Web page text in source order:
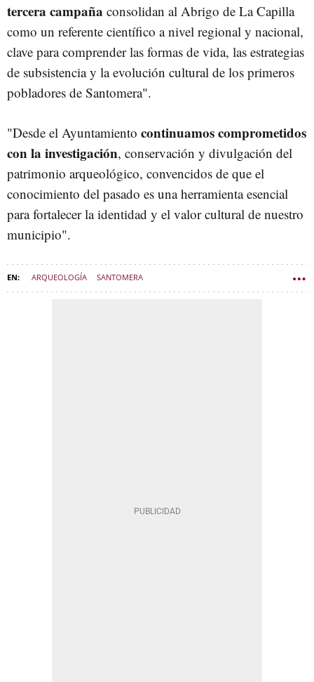
tercera campaña consolidan al Abrigo de La Capilla
como un referente científico a nivel regional y nacional,
clave para comprender las formas de vida, las estrategias
de subsistencia y la evolución cultural de los primeros
pobladores de Santomera".
"Desde el Ayuntamiento continuamos comprometidos
con la investigación, conservación y divulgación del
patrimonio arqueológico, convencidos de que el
conocimiento del pasado es una herramienta esencial
para fortalecer la identidad y el valor cultural de nuestro
municipio".
ARQUEOLOGÍA SANTOMERA